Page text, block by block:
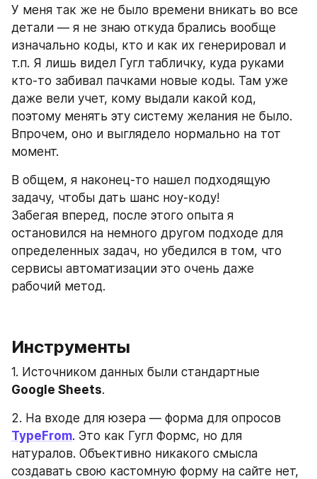
У меня так же не было времени вникать во все
детали — я не знаю откуда брались вообще
изначально коды, кто и как их генерировал и
т.п. Я лишь видел Гугл табличку, куда руками
кто-то забивал пачками новые коды. Там уже
даже вели учет, кому выдали какой код,
поэтому менять эту систему желания не было.
Впрочем, оно и выглядело нормально на тот
момент.
В общем, я наконец-то нашел подходящую
задачу, чтобы дать шанс ноу-коду!
Забегая вперед, после этого опыта я
остановился на немного другом подходе для
определенных задач, но убедился в том, что
сервисы автоматизации это очень даже
рабочий метод.
Инструменты
Google Sheets.
TypeFrom. Это как Гугл Формс, но для
натуралов. Объективно никакого смысла
создавать свою кастомную форму на сайте нет,